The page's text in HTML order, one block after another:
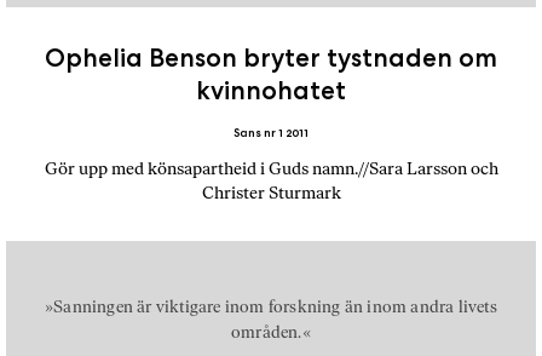
Ophelia Benson bryter tystnaden om
kvinnohatet
Sans nr 1 2011
Gör upp med könsapartheid i Guds namn.//Sara Larsson och
Christer Sturmark
»Sanningen är viktigare inom forskning än inom andra livets
områden.«